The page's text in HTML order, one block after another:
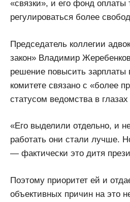
«связки», и его фонд оплаты
регулироваться более
Председатель коллегии
закон» Владимир
решение повысить зарплаты
комитете связано с «более
статусом ведомства в
«Его выделили отдельно, и
работать они стали лучше.
— фактически это дитя
Поэтому приоритет ей и
объективных причин на это